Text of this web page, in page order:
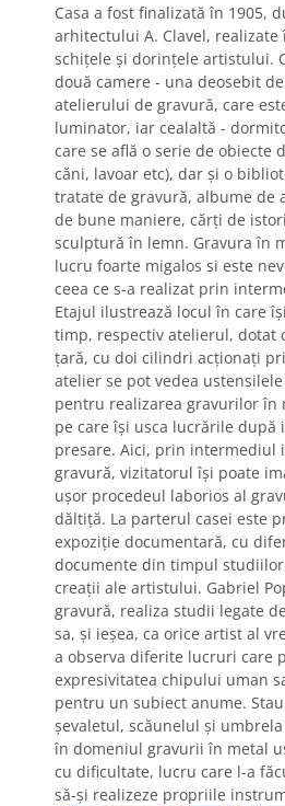
Casa a fost finalizată în 1905,
arhitectului A. Clavel, realizate
schiţele şi dorinţele artistului.
două camere - una deosebit
atelierului de gravură, care
luminator, iar cealaltă -
care se află o serie de obiecte
căni, lavoar etc), dar şi o
tratate de gravură, albume de
de bune maniere, cărţi de
sculptură în lemn. Gravura în
lucru foarte migalos si este
ceea ce s-a realizat prin
Etajul ilustrează locul în care
timp, respectiv atelierul, dotat
ţară, cu doi cilindri acţionaţi
atelier se pot vedea
pentru realizarea gravurilor în
pe care îşi usca lucrările după
presare. Aici, prin intermediul
gravură, vizitatorul îşi poate
uşor procedeul laborios al
dăltiţă. La parterul casei este
expoziţie documentară, cu
documente din timpul
creaţii ale artistului. Gabriel
gravură, realiza studii legate
sa, şi ieşea, ca orice artist al
a observa diferite lucruri care
expresivitatea chipului uman
pentru un subiect anume.
șevaletul, scăunelul și
în domeniul gravurii în metal
cu dificultate, lucru care l-a
să-şi realizeze propriile